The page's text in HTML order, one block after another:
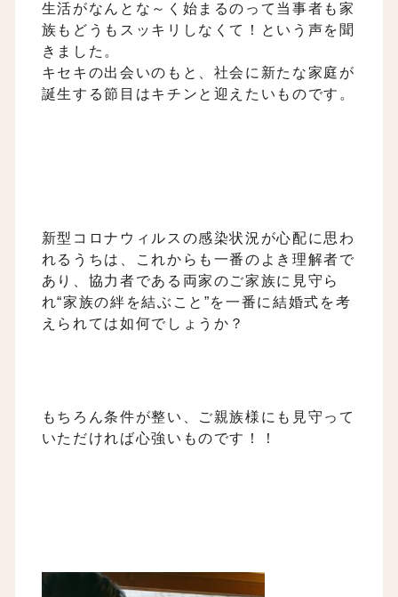
生活がなんとな～く始まるのって当事者も家
族もどうもスッキリしなくて！という声を聞
きました。
キセキの出会いのもと、社会に新たな家庭が
誕生する節目はキチンと迎えたいものです。
新型コロナウィルスの感染状況が心配に思わ
れるうちは、これからも一番のよき理解者で
あり、協力者である両家のご家族に見守ら
れ“家族の絆を結ぶこと”を一番に結婚式を考
えられては如何でしょうか？
もちろん条件が整い、ご親族様にも見守って
いただければ心強いものです！！